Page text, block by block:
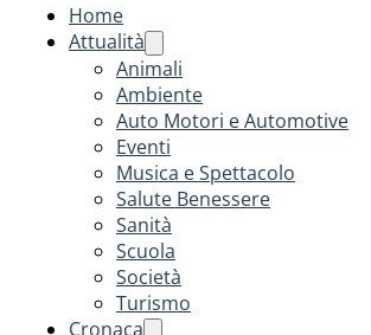
Home
Attualità
Animali
Ambiente
Auto Motori e Automotive
Eventi
Musica e Spettacolo
Salute Benessere
Sanità
Scuola
Società
Turismo
Cronaca